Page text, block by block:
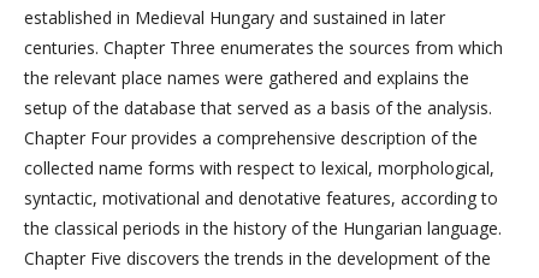
established in Medieval Hungary and sustained in later
centuries. Chapter Three enumerates the sources from which
the relevant place names were gathered and explains the
setup of the database that served as a basis of the analysis.
Chapter Four provides a comprehensive description of the
collected name forms with respect to lexical, morphological,
syntactic, motivational and denotative features, according to
the classical periods in the history of the Hungarian language.
Chapter Five discovers the trends in the development of the